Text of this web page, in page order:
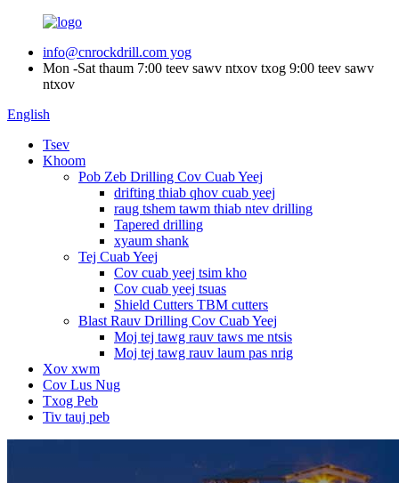
info@cnrockdrill.com yog
Mon -Sat thaum 7:00 teev sawv ntxov txog 9:00 teev sawv
ntxov
English
Tsev
Khoom
Pob Zeb Drilling Cov Cuab Yeej
drifting thiab qhov cuab yeej
raug tshem tawm thiab ntev drilling
Tapered drilling
xyaum shank
Tej Cuab Yeej
Cov cuab yeej tsim kho
Cov cuab yeej tsuas
Shield Cutters TBM cutters
Blast Rauv Drilling Cov Cuab Yeej
Moj tej tawg rauv taws me ntsis
Moj tej tawg rauv laum pas nrig
Xov xwm
Cov Lus Nug
Txog Peb
Tiv tauj peb